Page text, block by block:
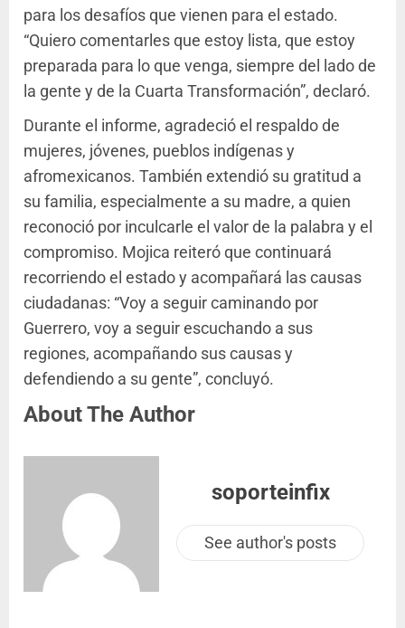
para los desafíos que vienen para el estado.
“Quiero comentarles que estoy lista, que estoy
preparada para lo que venga, siempre del lado de
la gente y de la Cuarta Transformación”, declaró.
Durante el informe, agradeció el respaldo de
mujeres, jóvenes, pueblos indígenas y
afromexicanos. También extendió su gratitud a
su familia, especialmente a su madre, a quien
reconoció por inculcarle el valor de la palabra y el
compromiso. Mojica reiteró que continuará
recorriendo el estado y acompañará las causas
ciudadanas: “Voy a seguir caminando por
Guerrero, voy a seguir escuchando a sus
regiones, acompañando sus causas y
defendiendo a su gente”, concluyó.
About The Author
soporteinfix
See author's posts